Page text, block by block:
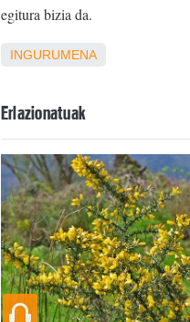
egitura bizia da.
INGURUMENA
Erlazionatuak